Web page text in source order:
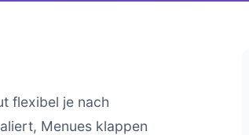
flexibel je nach
Menues klappen